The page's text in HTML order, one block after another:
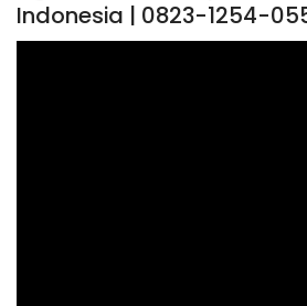
Indonesia | 0823-1254-